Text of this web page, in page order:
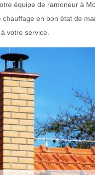
équipe de ramoneur à
chauffage en bon état de
votre service.